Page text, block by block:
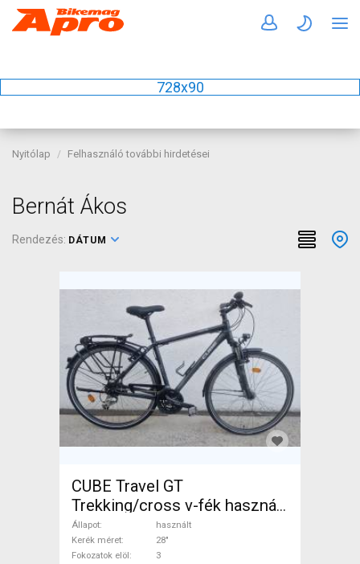
728x90
Nyitólap Felhasználó további hirdetései
Bernát Ákos
Rendezés: DÁTUM
CUBE Travel GT
Trekking/cross v-fék használt
ELADÓ
Állapot
használt
Kerék méret
28"
Fokozatok elöl
3